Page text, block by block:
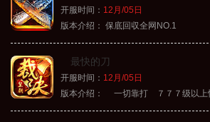
开服时间： 12月/05日
版本介绍： 保底回収全网NO.1
最快的刀
开服时间： 12月/05日
版本介绍：
一切靠打 ７７７级以上怪